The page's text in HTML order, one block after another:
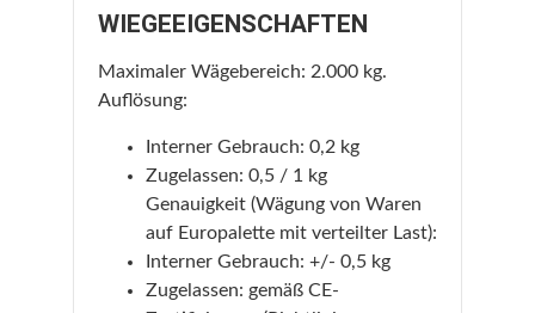
WIEGEEIGENSCHAFTEN
Maximaler Wägebereich: 2.000 kg.
Auflösung:
Interner Gebrauch: 0,2 kg
Zugelassen: 0,5 / 1 kg
Genauigkeit (Wägung von Waren
auf Europalette mit verteilter Last):
Interner Gebrauch: +/- 0,5 kg
Zugelassen: gemäß CE-